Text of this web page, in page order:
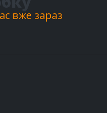
вже зараз